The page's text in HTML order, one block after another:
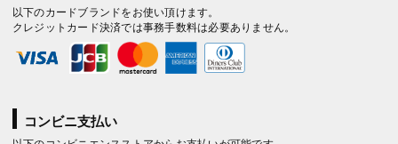
以下のカードブランドをお使い頂けます。
クレジットカード決済では事務手数料は必要ありません。
コンビニ支払い